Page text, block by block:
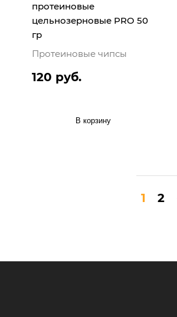
протеиновые
цельнозерновые PRO 50
гр
Протеиновые чипсы
120 руб.
В корзину
1 2